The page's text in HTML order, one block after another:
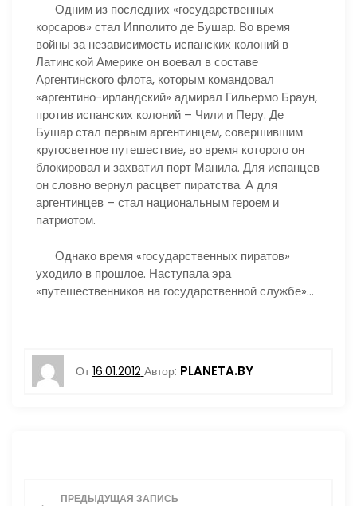
Одним из последних «государственных
корсаров» стал Ипполито де Бушар. Во время
войны за независимость испанских колоний в
Латинской Америке он воевал в составе
Аргентинского флота, которым командовал
«аргентино-ирландский» адмирал Гильермо Браун,
против испанских колоний – Чили и Перу. Де
Бушар стал первым аргентинцем, совершившим
кругосветное путешествие, во время которого он
блокировал и захватил порт Манила. Для испанцев
он словно вернул расцвет пиратства. А для
аргентинцев – стал национальным героем и
патриотом.
Однако время «государственных пиратов»
уходило в прошлое. Наступала эра
«путешественников на государственной службе»…
От 16.01.2012 Автор: PLANETA.BY
ПРЕДЫДУЩАЯ ЗАПИСЬ